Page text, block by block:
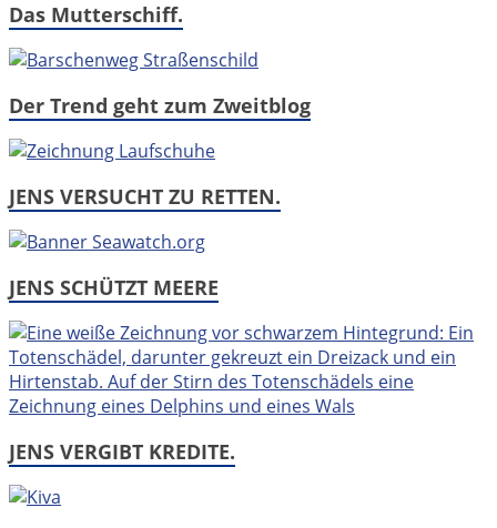
Das Mutterschiff.
Der Trend geht zum Zweitblog
JENS VERSUCHT ZU RETTEN.
JENS SCHÜTZT MEERE
JENS VERGIBT KREDITE.